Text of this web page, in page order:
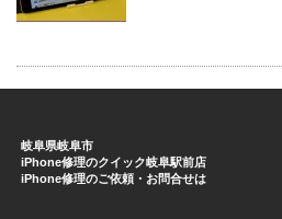
岐阜県岐阜市
iPhone修理のクイック岐阜駅前店
iPhone修理のご依頼・お問合せは